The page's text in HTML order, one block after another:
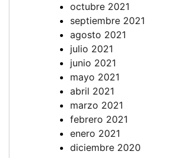
octubre 2021
septiembre 2021
agosto 2021
julio 2021
junio 2021
mayo 2021
abril 2021
marzo 2021
febrero 2021
enero 2021
diciembre 2020